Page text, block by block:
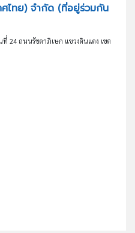
ไทย) จำกัด (ที่อยู่ร่วมกัน
ที่ 24 ถนนรัชดาภิเษก แขวงดินแดง เขต